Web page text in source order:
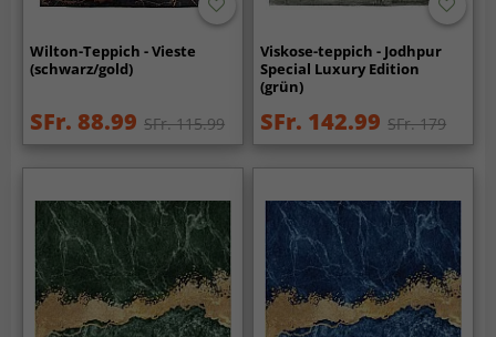
Wilton-Teppich - Vieste
(schwarz/gold)
SFr. 88.99 SFr. 115.99
Viskose-teppich - Jodhpur
Special Luxury Edition
(grün)
SFr. 142.99 SFr. 179